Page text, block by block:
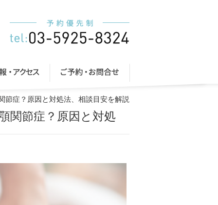
節症？原因と対処法、相談目安を解説
関節症？原因と対処